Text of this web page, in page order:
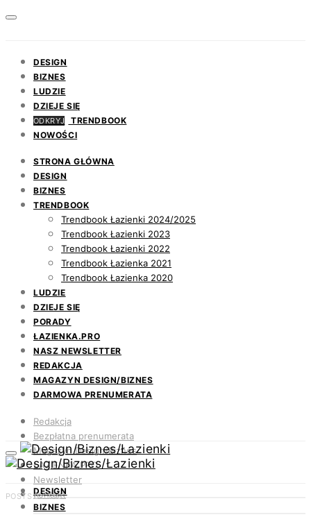
DESIGN
BIZNES
LUDZIE
DZIEJE SIĘ
ODKRYJ
TRENDBOOK
NOWOŚCI
STRONA GŁÓWNA
DESIGN
BIZNES
TRENDBOOK
Trendbook Łazienki 2024/2025
Trendbook Łazienki 2023
Trendbook Łazienki 2022
Trendbook Łazienka 2021
Trendbook Łazienka 2020
LUDZIE
DZIEJE SIĘ
PORADY
ŁAZIENKA.PRO
NASZ NEWSLETTER
REDAKCJA
MAGAZYN DESIGN/BIZNES
DARMOWA PRENUMERATA
Redakcja
Bezpłatna prenumerata
Magazyn Design/Biznes
ŁAZIENKA.PRO
Newsletter
Kontakt
DESIGN
BIZNES
POSTS BY TAG